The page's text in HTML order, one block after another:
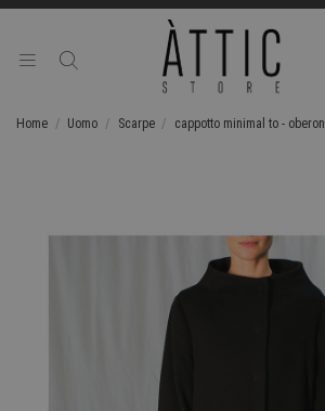
Home Uomo Scarpe cappotto minimal to - oberon